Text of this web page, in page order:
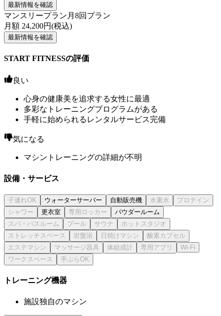
最新情報を確認
マンスリープラン月8回プラン
月額 24,200円(税込)
最新情報を確認
START FITNESSの評価
良い
心身の健康美を追求する女性に最適
多彩なトレーニングプログラムがある
手軽に始められるレンタルサービス完備
気になる
マシントレーニングの詳細が不明
設備・サービス
ウォーターサーバー
自動販売機
更衣室
パウダールーム
トレーニング機器
施設独自のマシン